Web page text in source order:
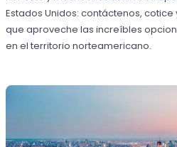
Estados Unidos: contáctenos,
que aproveche las increíbles
en el territorio norteamericano.